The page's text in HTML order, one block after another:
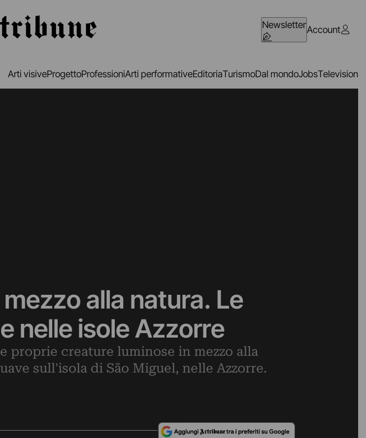
NewsletterAccount
Arti visiveProgettoProfessioniArti performativeEditoriaTurismoDal mondoJobsTelevision
alla natura. Le
nelle isole Azzorre
creature luminose in mezzo alla
sull'isola di São Miguel, nelle Azzorre.